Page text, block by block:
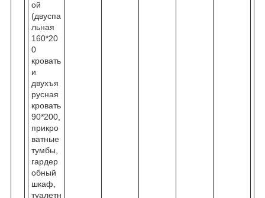
ой
(двуспа
льная
160*20
0
кровать
и
двухъя
русная
кровать
90*200,
прикро
ватные
тумбы,
гардер
обный
шкаф,
туалетн